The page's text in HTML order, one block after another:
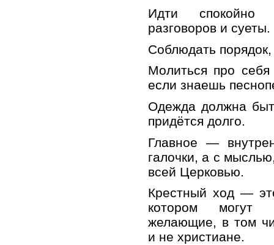
Идти спокойно
разговоров и суеты.
Соблюдать порядок,
Молиться про
если знаешь
Одежда должна
придётся долго.
Главное —
галочки, а с
всей Церковью.
Крестный ход —
котором могут
желающие, в том
и не христиане.